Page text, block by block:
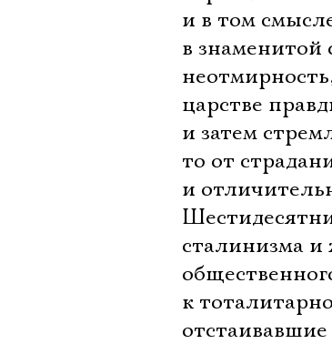
и в том
в знаменитой
царстве
и затем
то от
и
сталинизма и
к